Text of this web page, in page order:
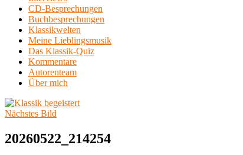
CD-Besprechungen
Buchbesprechungen
Klassikwelten
Meine Lieblingsmusik
Das Klassik-Quiz
Kommentare
Autorenteam
Über mich
Nächstes Bild
20260522_214254